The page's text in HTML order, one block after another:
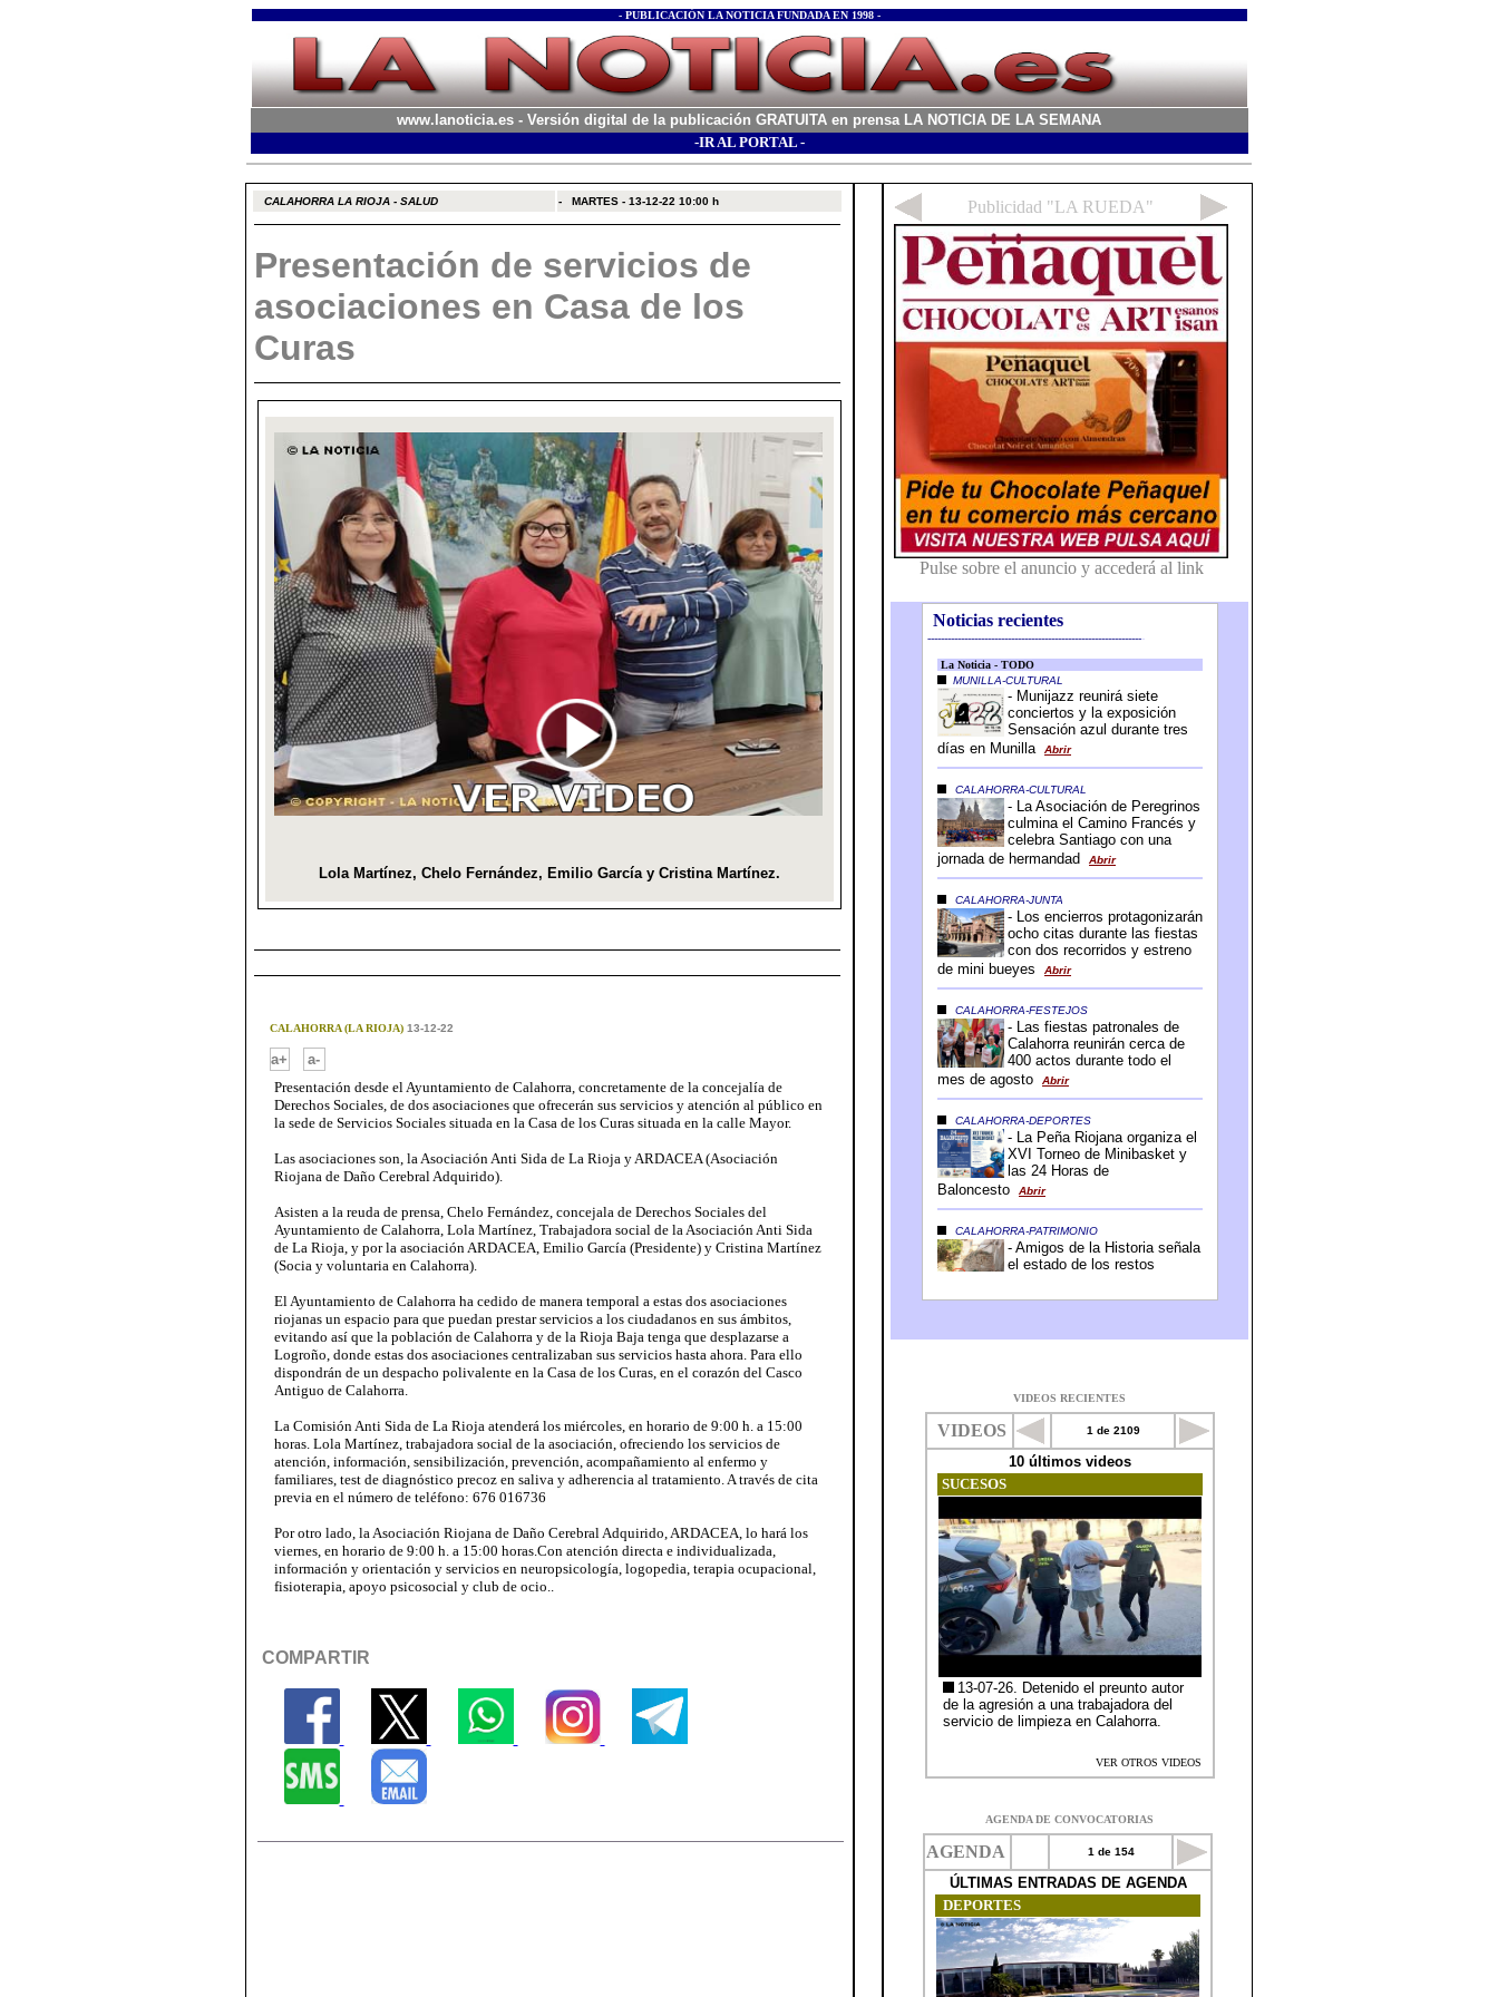
- PUBLICACIÓN LA NOTICIA FUNDADA EN 1998 -
www.lanoticia.es - Versión digital de la publicación GRATUITA en prensa LA NOTICIA DE LA SEMANA
-IR AL PORTAL -
CALAHORRA LA RIOJA - SALUD - MARTES - 13-12-22 10:00 h
Presentación de servicios de
asociaciones en Casa de los
Curas
CALAHORRA (LA RIOJA)13-12-22
a+
a-
Presentación desde el Ayuntamiento de Calahorra, concretamente de la concejalía de
Derechos Sociales, de dos asociaciones que ofrecerán sus servicios y atención al público en
la sede de Servicios Sociales situada en la Casa de los Curas situada en la calle Mayor.
Las asociaciones son, la Asociación Anti Sida de La Rioja y ARDACEA (Asociación
Riojana de Daño Cerebral Adquirido).
Asisten a la reuda de prensa, Chelo Fernández, concejala de Derechos Sociales del
Ayuntamiento de Calahorra, Lola Martínez, Trabajadora social de la Asociación Anti Sida
de La Rioja, y por la asociación ARDACEA, Emilio García (Presidente) y Cristina Martínez
(Socia y voluntaria en Calahorra).
El Ayuntamiento de Calahorra ha cedido de manera temporal a estas dos asociaciones
riojanas un espacio para que puedan prestar servicios a los ciudadanos en sus ámbitos,
evitando así que la población de Calahorra y de la Rioja Baja tenga que desplazarse a
Logroño, donde estas dos asociaciones centralizaban sus servicios hasta ahora. Para ello
dispondrán de un despacho polivalente en la Casa de los Curas, en el corazón del Casco
Antiguo de Calahorra.
La Comisión Anti Sida de La Rioja atenderá los miércoles, en horario de 9:00 h. a 15:00
horas. Lola Martínez, trabajadora social de la asociación, ofreciendo los servicios de
atención, información, sensibilización, prevención, acompañamiento al enfermo y
familiares, test de diagnóstico precoz en saliva y adherencia al tratamiento. A través de cita
previa en el número de teléfono: 676 016736
Por otro lado, la Asociación Riojana de Daño Cerebral Adquirido, ARDACEA, lo hará los
viernes, en horario de 9:00 h. a 15:00 horas.Con atención directa e individualizada,
información y orientación y servicios en neuropsicología, logopedia, terapia ocupacional,
fisioterapia, apoyo psicosocial y club de ocio..
COMPARTIR
Noticias recientes
-----------------------------------------------------------------
VIDEOS RECIENTES
AGENDA DE CONVOCATORIAS